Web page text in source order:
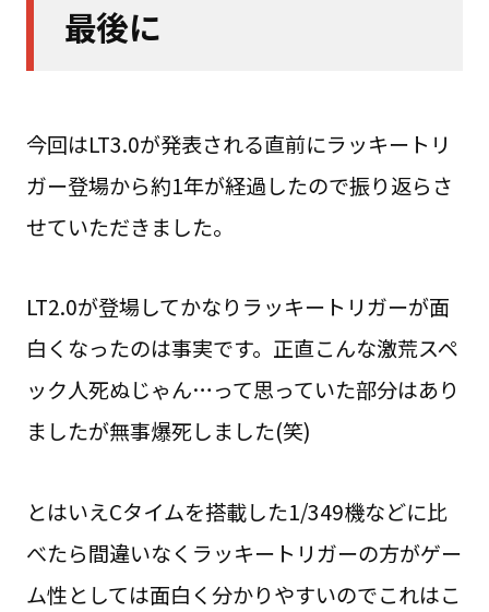
最後に
今回はLT3.0が発表される直前にラッキートリ
ガー登場から約1年が経過したので振り返らさ
せていただきました。
LT2.0が登場してかなりラッキートリガーが面
白くなったのは事実です。正直こんな激荒スペ
ック人死ぬじゃん…って思っていた部分はあり
ましたが無事爆死しました(笑)
とはいえCタイムを搭載した1/349機などに比
べたら間違いなくラッキートリガーの方がゲー
ム性としては面白く分かりやすいのでこれはこ